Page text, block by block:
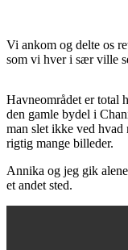
Vi ankom og delte os
som vi hver i sær ville
Havneområdet er total
den gamle bydel i
man slet ikke ved hvad
rigtig mange billeder.
Annika og jeg gik
et andet sted.